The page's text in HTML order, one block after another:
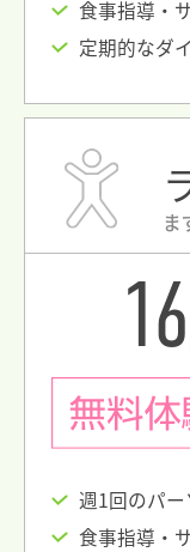
食事指導・
定期的なダ
ま
週1回のパ
食事指導・